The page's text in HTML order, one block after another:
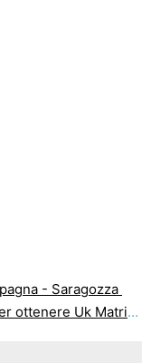
- Saragozza
Uk Matrimonio Visa